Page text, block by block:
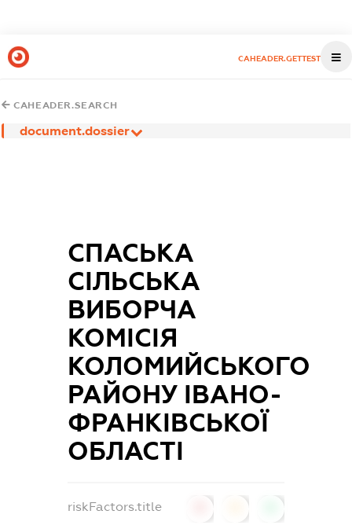
CAHEADER.GETTEST
CAHEADER.SEARCH
document.dossier
СПАСЬКА
СІЛЬСЬКА
ВИБОРЧА
КОМІСІЯ
КОЛОМИЙСЬКОГО
РАЙОНУ ІВАНО-
ФРАНКІВСЬКОЇ
ОБЛАСТІ
riskFactors.title